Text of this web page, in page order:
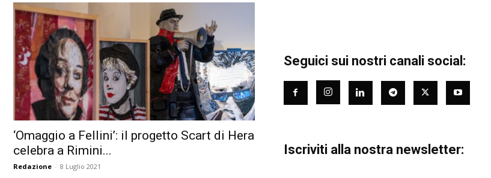
‘Omaggio a Fellini’: il progetto Scart di Hera
celebra a Rimini...
Redazione - 8 Luglio 2021
Seguici sui nostri canali social:
Iscriviti alla nostra newsletter: